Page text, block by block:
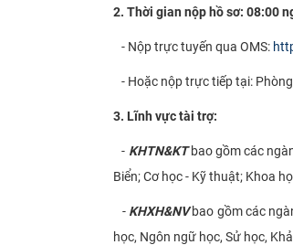
2. Thời gian nộp hồ sơ: 08:00
- Nộp trực tuyến qua OMS:
- Hoặc nộp trực tiếp tại:
3. Lĩnh vực tài trợ:
- KHTN&KTbao gồm các
Biển; Cơ học - Kỹ thuật; Khoa
- KHXH&NVbao gồm các
học, Ngôn ngữ học, Sử học,